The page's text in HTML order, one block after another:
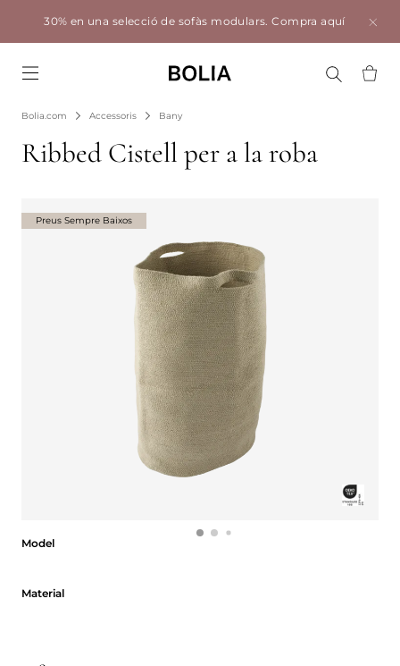
30% en una selecció de sofàs modulars.Compra aquí
Bolia.com Accessoris Bany
Ribbed Cistell per a la roba
Model
Material
Preus Sempre Baixos